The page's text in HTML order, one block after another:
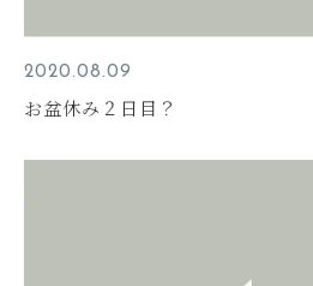
2020.08.09
お盆休み２日目？